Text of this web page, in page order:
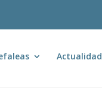
Actualidad